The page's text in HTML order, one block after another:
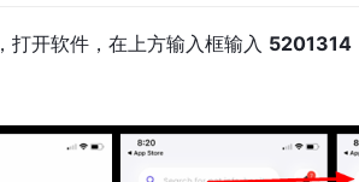
，打开软件，在上方输入框输入 5201314